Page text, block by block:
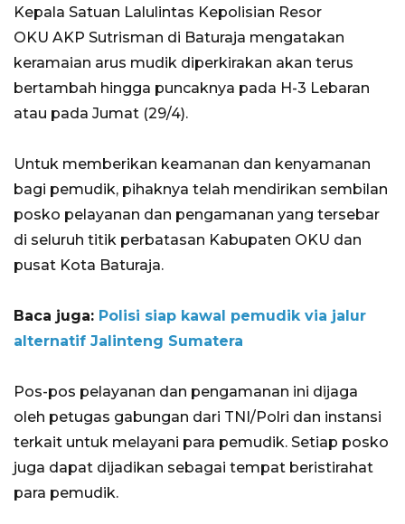
Kepala Satuan Lalulintas Kepolisian Resor
OKU AKP Sutrisman di Baturaja mengatakan
keramaian arus mudik diperkirakan akan terus
bertambah hingga puncaknya pada H-3 Lebaran
atau pada Jumat (29/4).
Untuk memberikan keamanan dan kenyamanan
bagi pemudik, pihaknya telah mendirikan sembilan
posko pelayanan dan pengamanan yang tersebar
di seluruh titik perbatasan Kabupaten OKU dan
pusat Kota Baturaja.
Baca juga: Polisi siap kawal pemudik via jalur
alternatif Jalinteng Sumatera
Pos-pos pelayanan dan pengamanan ini dijaga
oleh petugas gabungan dari TNI/Polri dan instansi
terkait untuk melayani para pemudik. Setiap posko
juga dapat dijadikan sebagai tempat beristirahat
para pemudik.